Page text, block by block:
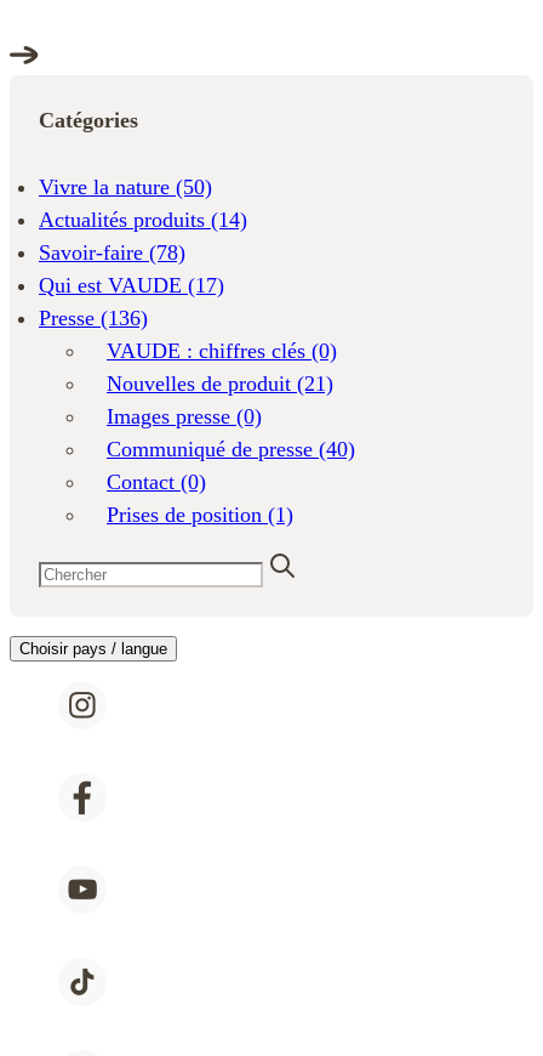
Catégories
Vivre la nature (50)
Actualités produits (14)
Savoir-faire (78)
Qui est VAUDE (17)
Presse (136)
VAUDE : chiffres clés (0)
Nouvelles de produit (21)
Images presse (0)
Communiqué de presse (40)
Contact (0)
Prises de position (1)
Choisir pays / langue